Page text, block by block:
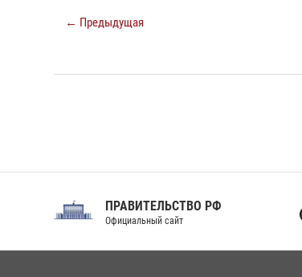
← Предыдущая
ПРАВИТЕЛЬСТВО РФ
Официальный сайт